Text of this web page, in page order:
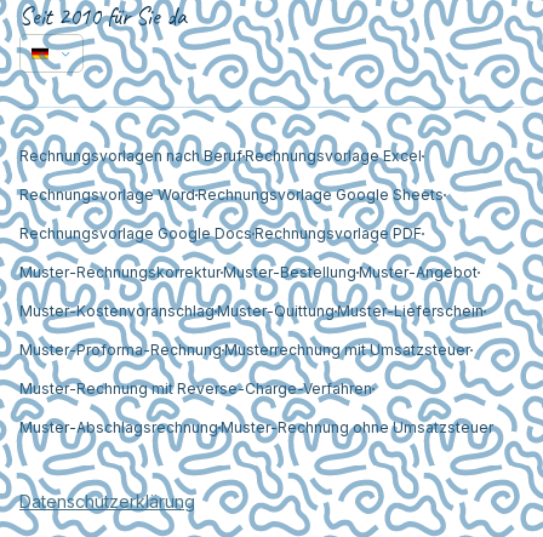
Seit 2010 für Sie da
Rechnungsvorlagen nach BerufRechnungsvorlage Excel
Rechnungsvorlage WordRechnungsvorlage Google Sheets
Rechnungsvorlage Google Docs Rechnungsvorlage PDF
Muster-RechnungskorrekturMuster-Bestellung Muster-Angebot
Muster-KostenvoranschlagMuster-QuittungMuster-Lieferschein
Muster-Proforma-RechnungMusterrechnung mit Umsatzsteuer
Muster-Rechnung mit Reverse-Charge-Verfahren
Muster-AbschlagsrechnungMuster-Rechnung ohne Umsatzsteuer
Datenschutzerklärung